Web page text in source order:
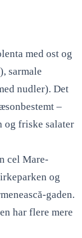
med ost og
sarmale
nudler). Det
–
og friske salater
cel Mare-
og
gaden.
har flere mere